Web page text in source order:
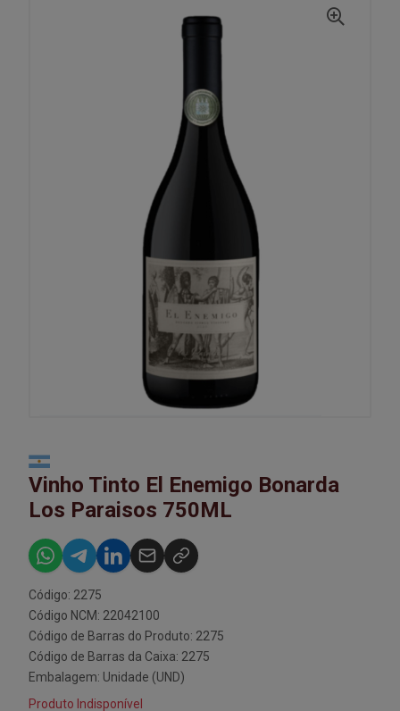
Vinho Tinto El Enemigo Bonarda
Los Paraisos 750ML
Código: 2275
Código NCM: 22042100
Código de Barras do Produto: 2275
Código de Barras da Caixa: 2275
Embalagem: Unidade (UND)
Produto Indisponível